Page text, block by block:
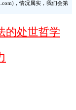
，情况属实，我们会第
的处世哲学